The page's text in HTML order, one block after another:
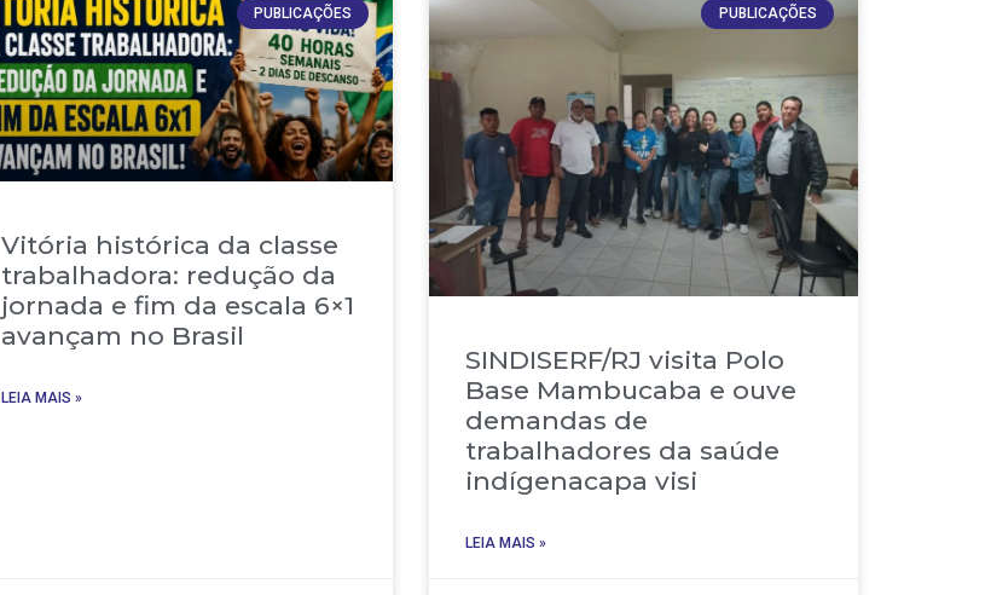
PUBLICAÇÕES
Vitória histórica da classe
trabalhadora: redução da
jornada e fim da escala 6×1
avançam no Brasil
LEIA MAIS »
PUBLICAÇÕES
SINDISERF/RJ visita Polo
Base Mambucaba e ouve
demandas de
trabalhadores da saúde
indígenacapa visi
LEIA MAIS »